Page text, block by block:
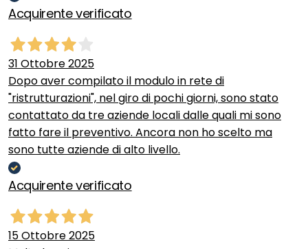
Acquirente verificato
31 Ottobre 2025
Dopo aver compilato il modulo in rete di
"ristrutturazioni", nel giro di pochi giorni, sono stato
contattato da tre aziende locali dalle quali mi sono
fatto fare il preventivo. Ancora non ho scelto ma
sono tutte aziende di alto livello.
Acquirente verificato
15 Ottobre 2025